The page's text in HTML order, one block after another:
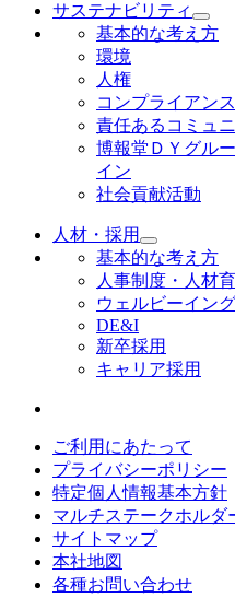
サステナビリティ
基本的な考え方
環境
人権
コンプライアンス
責任あるコミュ
博報堂ＤＹグル
イン
社会貢献活動
人材・採用
基本的な考え方
人事制度・人材
ウェルビーイング
DE&I
新卒採用
キャリア採用
ご利用にあたって
プライバシーポリシー
特定個人情報基本方針
マルチステークホルダ
サイトマップ
本社地図
各種お問い合わせ